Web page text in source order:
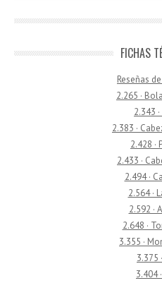
FICHAS
Reseñas
2.265 ·
2.343
2.383 ·
2.428 ·
2.433 ·
2.494 ·
2.564 ·
2.592 ·
2.648 ·
3.355 ·
3.375
3.404